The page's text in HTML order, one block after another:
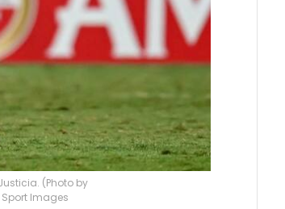
(Photo by
Images